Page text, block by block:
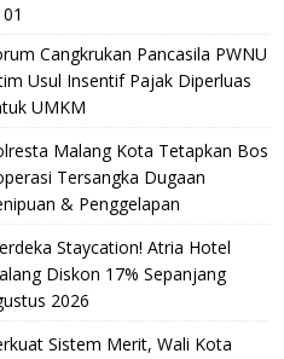
Cangkrukan Pancasila PWNU
Usul Insentif Pajak Diperluas
UMKM
Malang Kota Tetapkan Bos
Tersangka Dugaan
& Penggelapan
Staycation! Atria Hotel
Diskon 17% Sepanjang
2026
Sistem Merit, Wali Kota